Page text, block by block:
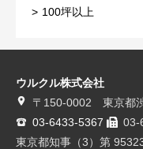
100坪以上
ウルクル株式会社
〒150-0002 東京都
03-6433-5367
03-
東京都知事（3）第